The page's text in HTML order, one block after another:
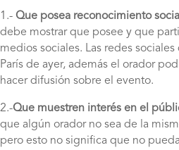
1.- Que posea reconocimiento social
debe mostrar que posee y que
medios sociales. Las redes
París de ayer, además el orador
hacer difusión sobre el evento.
2.-Que muestren interés en el
que algún orador no sea de la
pero esto no significa que no